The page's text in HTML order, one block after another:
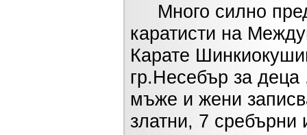
Много силно
каратисти на
Карате
гр.Несебър за
мъже и жени
златни, 7 сребърни